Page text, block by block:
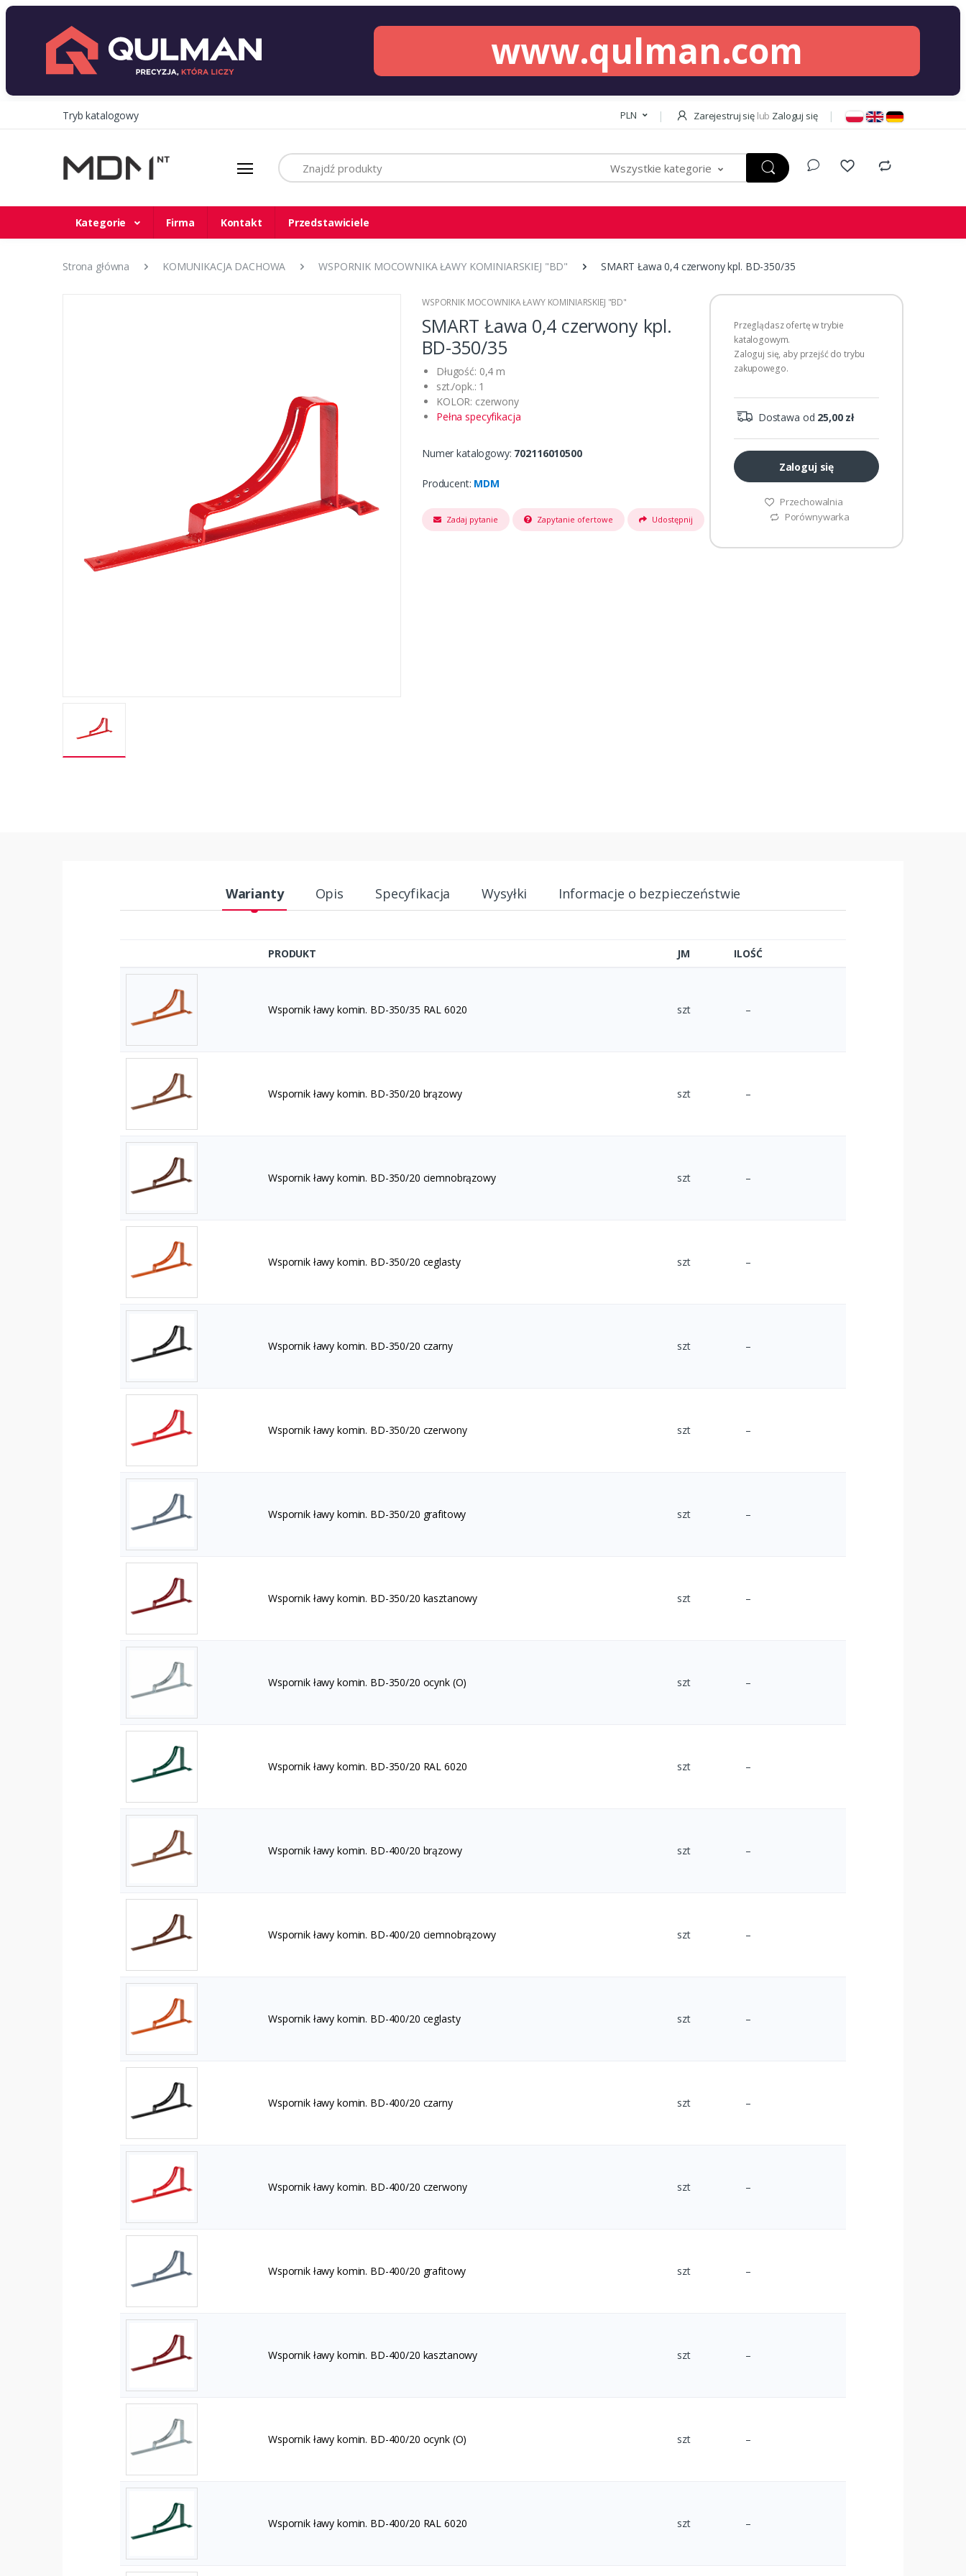
www.qulman.com
Tryb katalogowy PLN Zarejestruj się lub Zaloguj się
Szukaj
Wszystkie kategorie
Kategorie Firma Kontakt Przedstawiciele
Strona główna KOMUNIKACJA DACHOWA WSPORNIK MOCOWNIKA ŁAWY KOMINIARSKIEJ "BD" SMART Ława 0,4 czerwony kpl. BD-350/35
WSPORNIK MOCOWNIKA ŁAWY KOMINIARSKIEJ "BD"
SMART Ława 0,4 czerwony kpl.
BD-350/35
Długość: 0,4 m
szt./opk.: 1
KOLOR: czerwony
Pełna specyfikacja
Numer katalogowy: 702116010500
Producent: MDM
Zadaj pytanie Zapytanie ofertowe Udostępnij
Przeglądasz ofertę w trybie
katalogowym.
Zaloguj się, aby przejść do trybu
zakupowego.
Dostawa od 25,00 zł
Zaloguj się
Przechowalnia
Porównywarka
Warianty Opis Specyfikacja Wysyłki Informacje o bezpieczeństwie
PRODUKT JM ILOŚĆ
Wspornik ławy komin. BD-350/35 RAL 6020 szt –
Wspornik ławy komin. BD-350/20 brązowy szt –
Wspornik ławy komin. BD-350/20 ciemnobrązowy szt –
Wspornik ławy komin. BD-350/20 ceglasty szt –
Wspornik ławy komin. BD-350/20 czarny szt –
Wspornik ławy komin. BD-350/20 czerwony szt –
Wspornik ławy komin. BD-350/20 grafitowy szt –
Wspornik ławy komin. BD-350/20 kasztanowy szt –
Wspornik ławy komin. BD-350/20 ocynk (O) szt –
Wspornik ławy komin. BD-350/20 RAL 6020 szt –
Wspornik ławy komin. BD-400/20 brązowy szt –
Wspornik ławy komin. BD-400/20 ciemnobrązowy szt –
Wspornik ławy komin. BD-400/20 ceglasty szt –
Wspornik ławy komin. BD-400/20 czarny szt –
Wspornik ławy komin. BD-400/20 czerwony szt –
Wspornik ławy komin. BD-400/20 grafitowy szt –
Wspornik ławy komin. BD-400/20 kasztanowy szt –
Wspornik ławy komin. BD-400/20 ocynk (O) szt –
Wspornik ławy komin. BD-400/20 RAL 6020 szt –